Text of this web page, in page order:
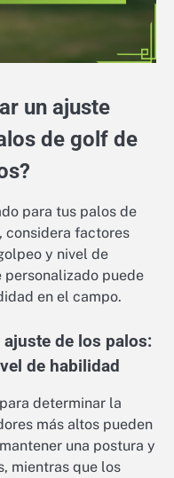
un ajuste
de golf de
para tus palos de
considera factores
y nivel de
personalizado puede
en el campo.
de los palos:
de habilidad
determinar la
más altos pueden
una postura y
mientras que los